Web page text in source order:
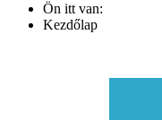
Ön itt van:
Kezdőlap